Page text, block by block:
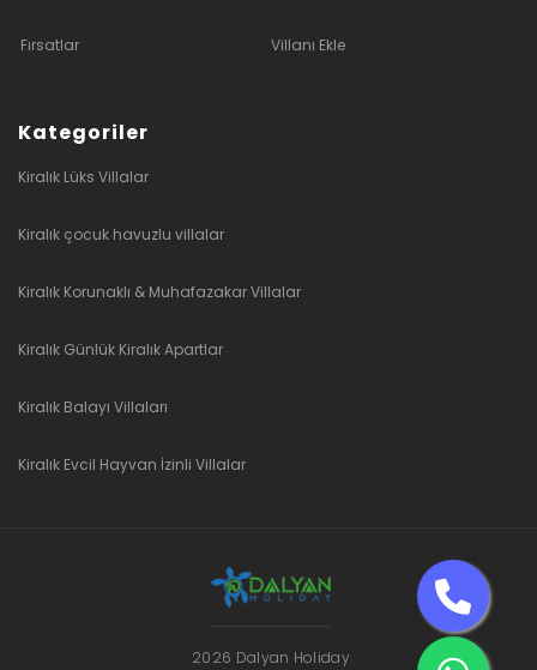
Fırsatlar Villanı Ekle
Kategoriler
Kiralık Lüks Villalar
Kiralık çocuk havuzlu villalar
Kiralık Korunaklı & Muhafazakar Villalar
Kiralık Günlük Kiralık Apartlar
Kiralık Balayı Villaları
Kiralık Evcil Hayvan İzinli Villalar
2026 Dalyan Holiday